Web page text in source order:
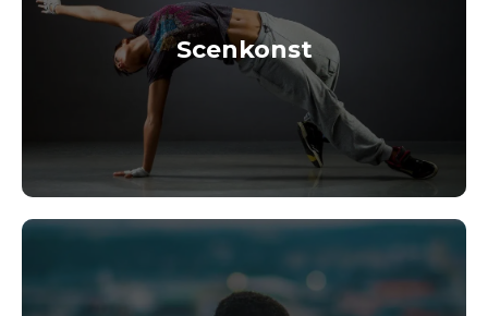
Scenkonst